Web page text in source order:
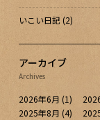
いこい日記 (2)
アーカイブ
Archives
2026年6月 (1)
2025年8月 (4)